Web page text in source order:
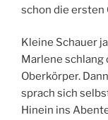
schon die ersten
Kleine Schauer
Marlene
Oberkörper.
sprach sich
Hinein ins